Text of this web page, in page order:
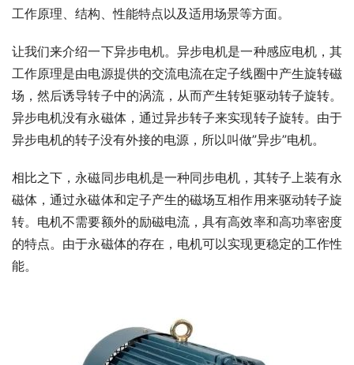
工作原理、结构、性能特点以及适用场景等方面。
让我们来介绍一下异步电机。异步电机是一种感应电机，其
工作原理是由电源提供的交流电流在定子线圈中产生旋转磁
场，然后诱导转子中的涡流，从而产生转矩驱动转子旋转。
异步电机没有永磁体，通过异步转子来实现转子旋转。由于
异步电机的转子没有外接的电源，所以叫做”异步”电机。
相比之下，永磁同步电机是一种同步电机，其转子上装有永
磁体，通过永磁体和定子产生的磁场互相作用来驱动转子旋
转。电机不需要额外的励磁电流，具有高效率和高功率密度
的特点。由于永磁体的存在，电机可以实现更稳定的工作性
能。